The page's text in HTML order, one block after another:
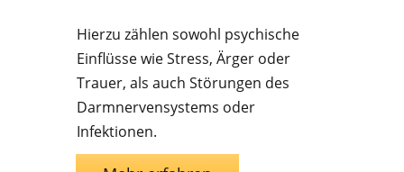
Hierzu zählen sowohl psychische
Einflüsse wie Stress, Ärger oder
Trauer, als auch Störungen des
Darmnervensystems oder
Infektionen.